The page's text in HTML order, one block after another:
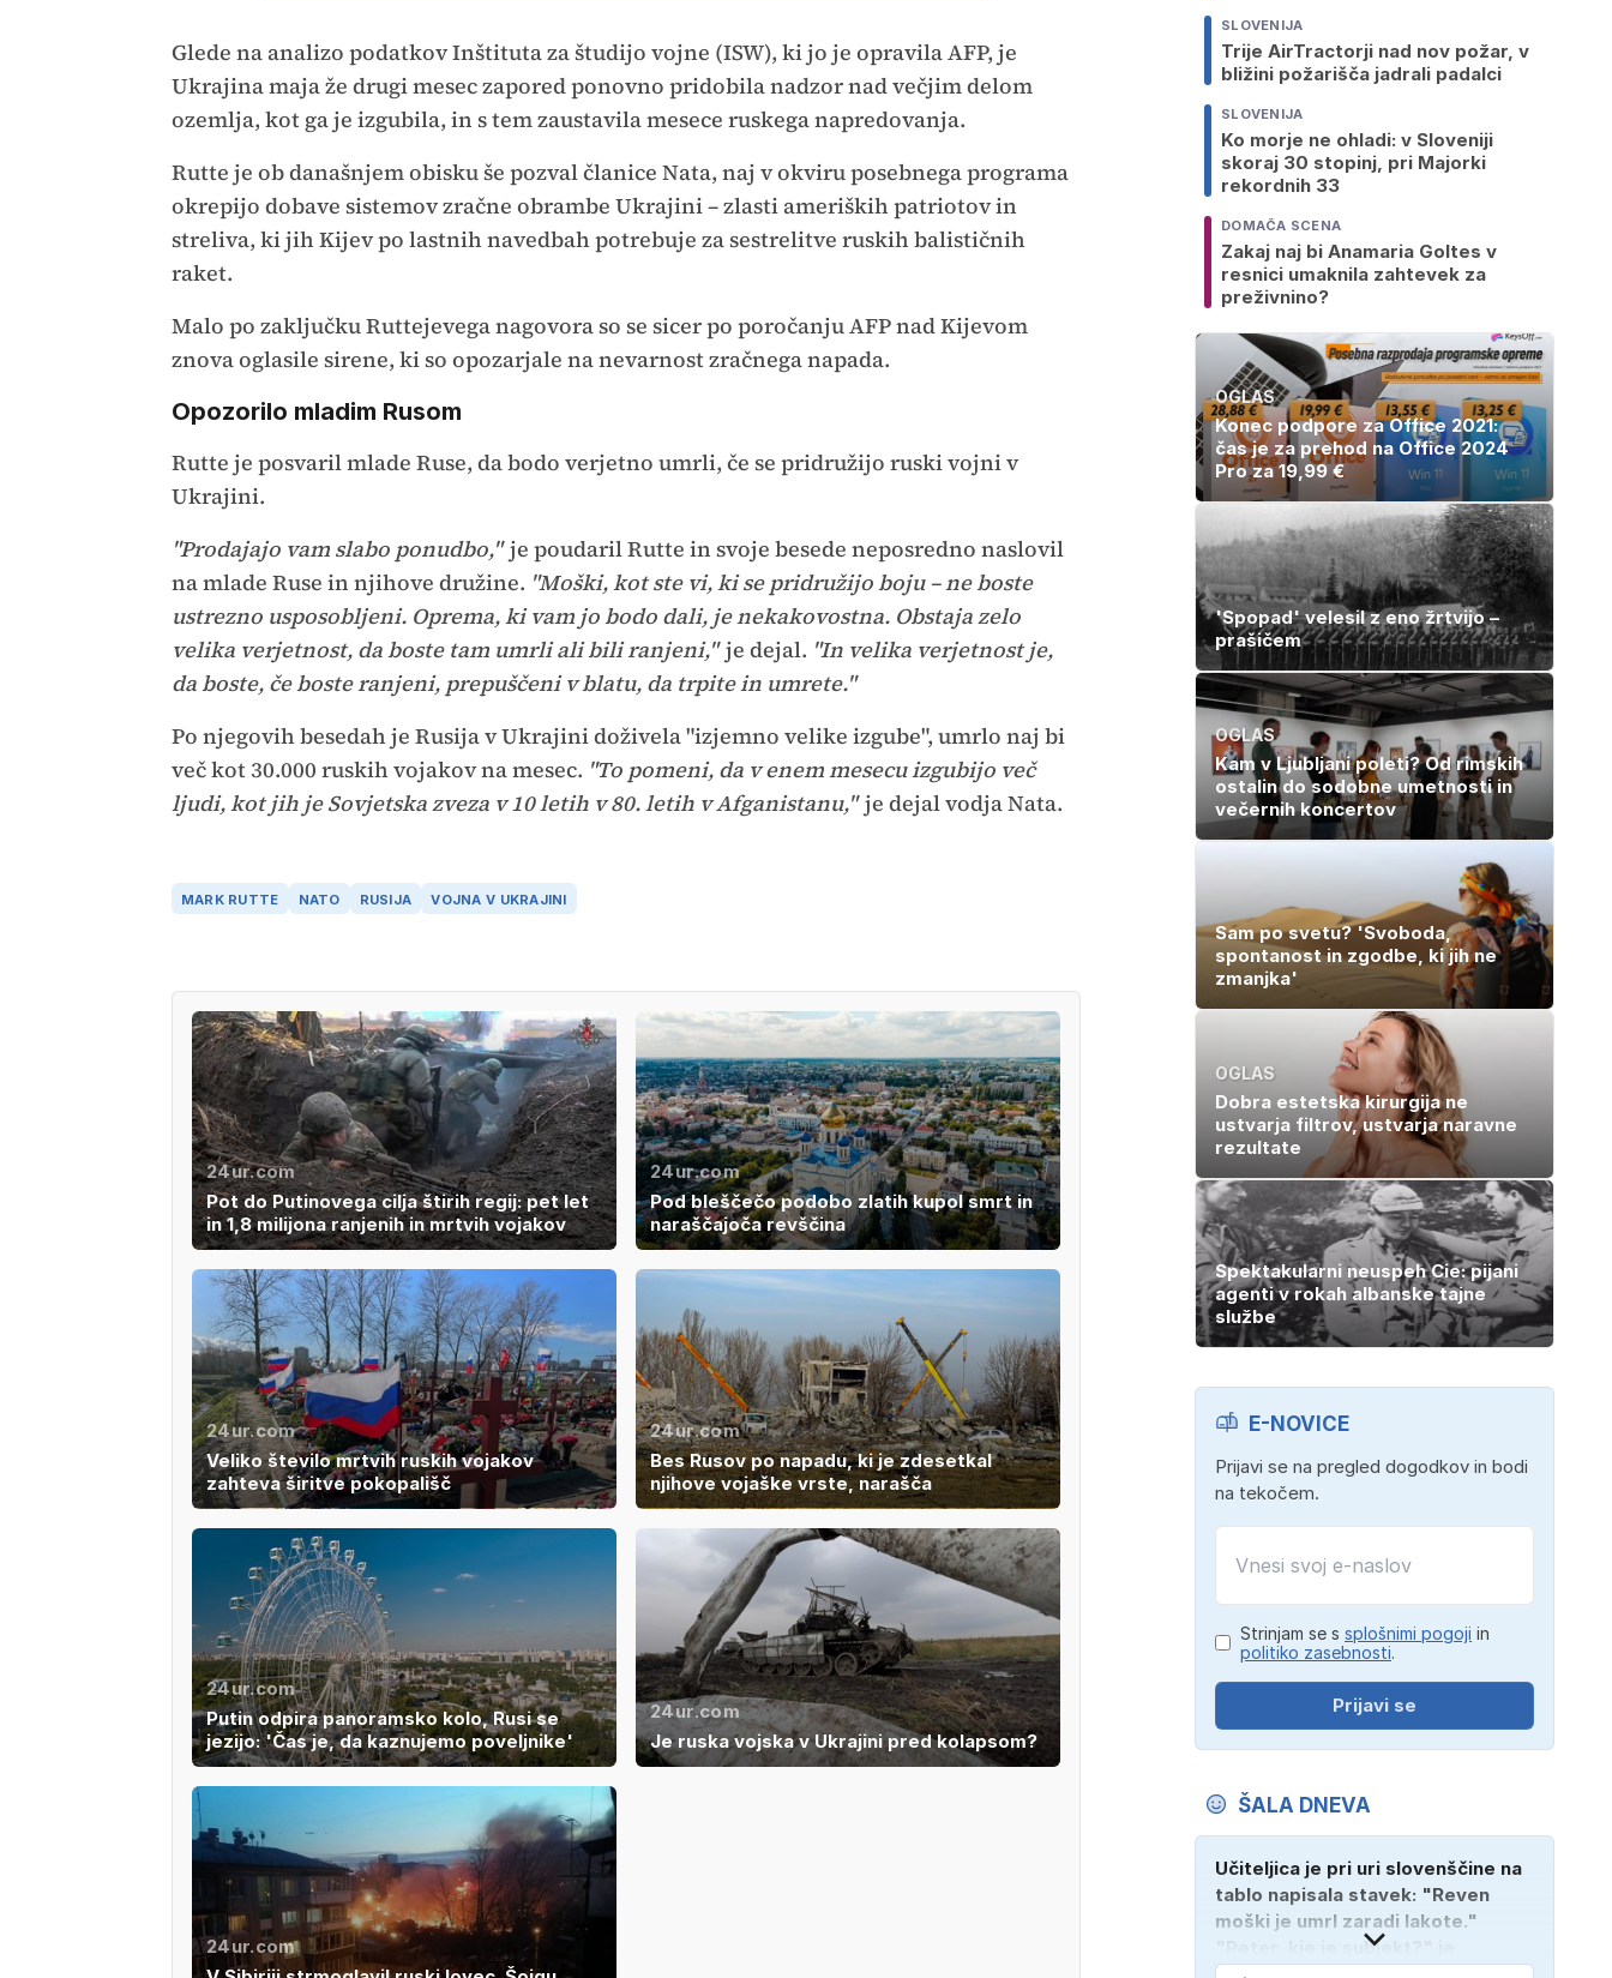
Glede na analizo podatkov Inštituta za študijo vojne (ISW), ki jo je opravila AFP, je
Ukrajina maja že drugi mesec zapored ponovno pridobila nadzor nad večjim delom
ozemlja, kot ga je izgubila, in s tem zaustavila mesece ruskega napredovanja.
Rutte je ob današnjem obisku še pozval članice Nata, naj v okviru posebnega programa
okrepijo dobave sistemov zračne obrambe Ukrajini – zlasti ameriških patriotov in
streliva, ki jih Kijev po lastnih navedbah potrebuje za sestrelitve ruskih balističnih
raket.
Malo po zaključku Ruttejevega nagovora so se sicer po poročanju AFP nad Kijevom
znova oglasile sirene, ki so opozarjale na nevarnost zračnega napada.
Opozorilo mladim Rusom
Rutte je posvaril mlade Ruse, da bodo verjetno umrli, če se pridružijo ruski vojni v
Ukrajini.
"Prodajajo vam slabo ponudbo,"je poudaril Rutte in svoje besede neposredno naslovil
na mlade Ruse in njihove družine. "Moški, kot ste vi, ki se pridružijo boju – ne boste
ustrezno usposobljeni. Oprema, ki vam jo bodo dali, je nekakovostna. Obstaja zelo
velika verjetnost, da boste tam umrli ali bili ranjeni,"je dejal. "In velika verjetnost je,
da boste, če boste ranjeni, prepuščeni v blatu, da trpite in umrete."
Po njegovih besedah je Rusija v Ukrajini doživela "izjemno velike izgube", umrlo naj bi
več kot 30.000 ruskih vojakov na mesec. "To pomeni, da v enem mesecu izgubijo več
ljudi, kot jih je Sovjetska zveza v 10 letih v 80. letih v Afganistanu,"je dejal vodja Nata.
MARK RUTTE NATO RUSIJA VOJNA V UKRAJINI
24ur.com
Pot do Putinovega cilja štirih regij: pet let
in 1,8 milijona ranjenih in mrtvih vojakov
24ur.com
Pod bleščečo podobo zlatih kupol smrt in
naraščajoča revščina
24ur.com
Veliko število mrtvih ruskih vojakov
zahteva širitve pokopališč
24ur.com
Bes Rusov po napadu, ki je zdesetkal
njihove vojaške vrste, narašča
24ur.com
Putin odpira panoramsko kolo, Rusi se
jezijo: 'Čas je, da kaznujemo poveljnike'
24ur.com
Je ruska vojska v Ukrajini pred kolapsom?
24ur.com
SLOVENIJA
Trije AirTractorji nad nov požar, v
bližini požarišča jadrali padalci
SLOVENIJA
Ko morje ne ohladi: v Sloveniji
skoraj 30 stopinj, pri Majorki
rekordnih 33
DOMAČA SCENA
Zakaj naj bi Anamaria Goltes v
resnici umaknila zahtevek za
preživnino?
OGLAS
Konec podpore za Office 2021:
čas je za prehod na Office 2024
Pro za 19,99 €
'Spopad' velesil z eno žrtvijo –
prašičem
OGLAS
Kam v Ljubljani poleti? Od rimskih
ostalin do sodobne umetnosti in
večernih koncertov
Sam po svetu? 'Svoboda,
spontanost in zgodbe, ki jih ne
zmanjka'
OGLAS
Dobra estetska kirurgija ne
ustvarja filtrov, ustvarja naravne
rezultate
Spektakularni neuspeh Cie: pijani
agenti v rokah albanske tajne
službe
E-NOVICE
Prijavi se na pregled dogodkov in bodi
na tekočem.
Strinjam se s splošnimi pogoji in
politiko zasebnosti.
Prijavi se
ŠALA DNEVA
Učiteljica je pri uri slovenščine na
tablo napisala stavek: "Reven
moški je umrl zaradi lakote."
"Peter, kje je subjekt?" je